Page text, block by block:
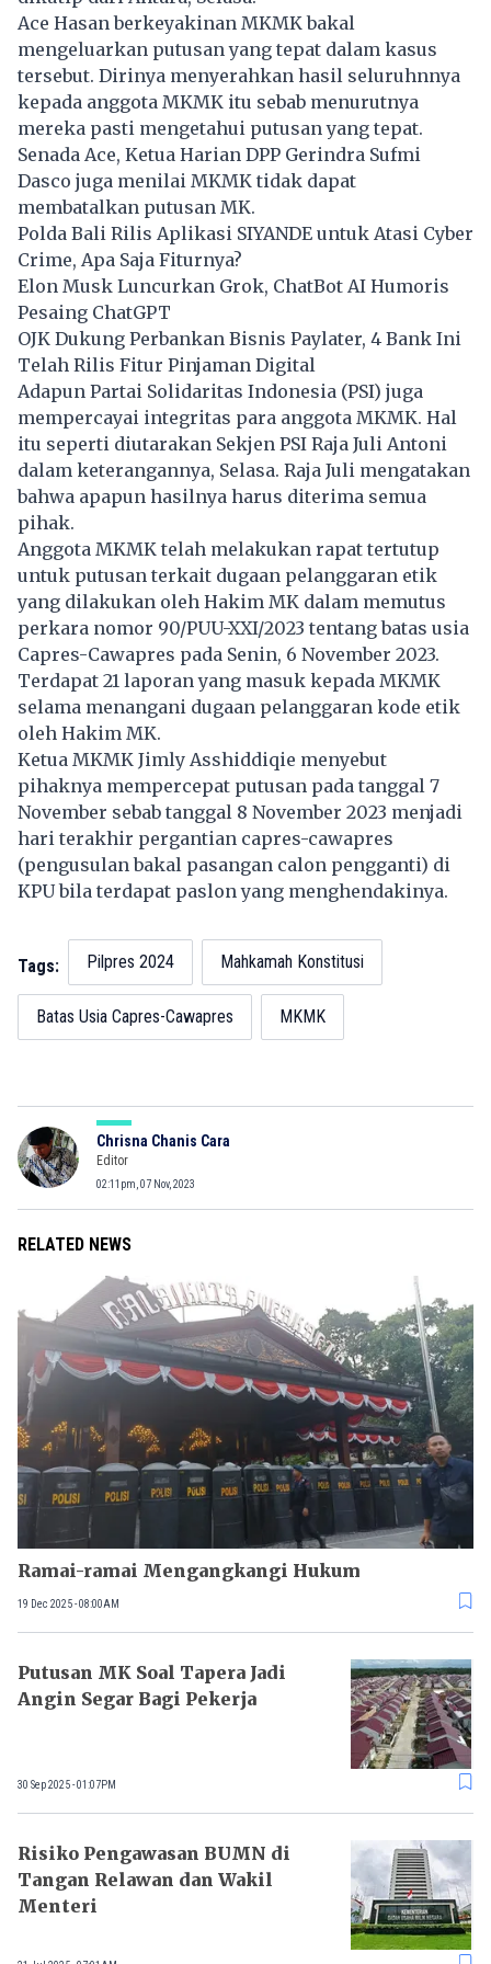
Ace Hasan berkeyakinan MKMKbakal
mengeluarkan putusan yang tepat dalam kasus
tersebut. Dirinya menyerahkan hasil seluruhnnya
kepada anggota MKMK itu sebab menurutnya
mereka pasti mengetahui putusan yang tepat.
Senada Ace, Ketua Harian DPP Gerindra Sufmi
Dasco juga menilai MKMK tidak dapat
membatalkan putusan MK.
Polda Bali Rilis Aplikasi SIYANDE untuk Atasi Cyber
Crime, Apa Saja Fiturnya?
Elon Musk Luncurkan Grok, ChatBot AI Humoris
Pesaing ChatGPT
OJK Dukung Perbankan Bisnis Paylater, 4 Bank Ini
Telah Rilis Fitur Pinjaman Digital
Adapun Partai Solidaritas Indonesia (PSI) juga
mempercayai integritas para anggota MKMK. Hal
itu seperti diutarakan Sekjen PSI Raja Juli Antoni
dalam keterangannya, Selasa. Raja Juli mengatakan
bahwa apapun hasilnya harus diterima semua
pihak.
Anggota MKMK telah melakukan rapat tertutup
untuk putusan terkait dugaan pelanggaran etik
yang dilakukan oleh Hakim MK dalam memutus
perkara nomor 90/PUU-XXI/2023 tentang batas usia
Capres-Cawapres pada Senin, 6 November 2023.
Terdapat 21 laporan yang masuk kepada MKMK
selama menangani dugaan pelanggaran kode etik
oleh Hakim MK.
Ketua MKMK Jimly Asshiddiqie menyebut
pihaknya mempercepat putusan pada tanggal 7
November sebab tanggal 8 November 2023 menjadi
hari terakhir pergantian capres-cawapres
(pengusulan bakal pasangan calon pengganti) di
KPU bila terdapat paslon yang menghendakinya.
Tags: Pilpres 2024 Mahkamah Konstitusi
Batas Usia Capres-Cawapres MKMK
Chrisna Chanis Cara
Editor
02:11pm, 07 Nov, 2023
RELATED NEWS
Ramai-ramai Mengangkangi Hukum
19 Dec 2025 - 08:00AM
Putusan MK Soal Tapera Jadi
Angin Segar Bagi Pekerja
30 Sep 2025 - 01:07PM
Risiko Pengawasan BUMN di
Tangan Relawan dan Wakil
Menteri